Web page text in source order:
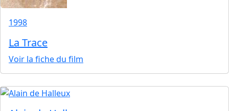
1998
La Trace
Voir la fiche du film